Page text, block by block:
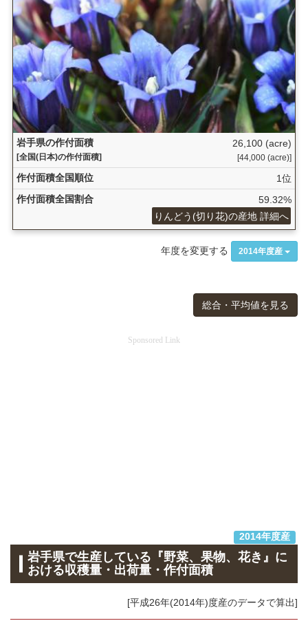
岩手県の作付面積
[全国(日本)の作付面積]
26,100 (acre)
[44,000 (acre)]
作付面積全国順位
1位
作付面積全国割合
59.32%
りんどう(切り花)の産地 詳細へ
年度を変更する 2014年度産
総合・平均値を見る
Sponsored Link
2014年度産
岩手県で生産している『野菜、果物、花き』に
おける収穫量・出荷量・作付面積
[平成26年(2014年)度産のデータで算出]